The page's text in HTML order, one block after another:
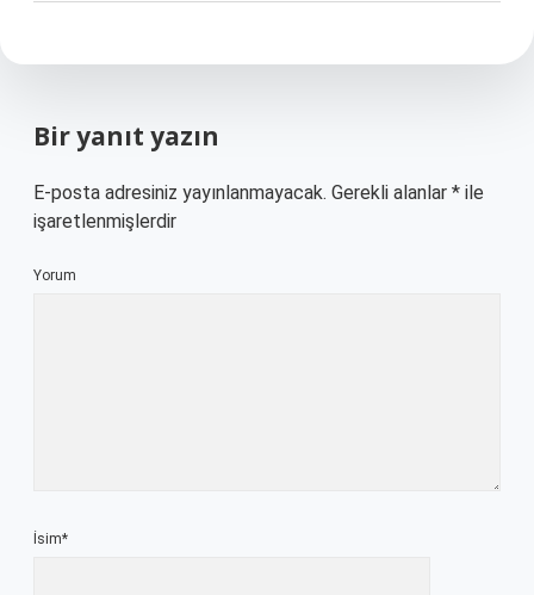
Bir yanıt yazın
E-posta adresiniz yayınlanmayacak. Gerekli alanlar * ile
işaretlenmişlerdir
Yorum
İsim*